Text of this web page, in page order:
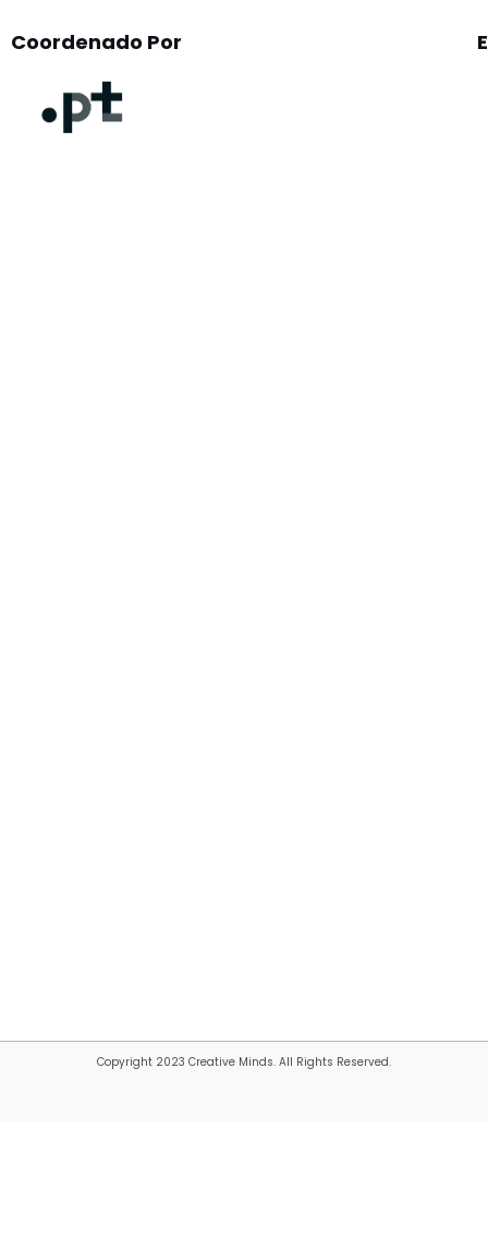
Coordenado Por
Copyright 2023 Creative Minds. All Rights Reserved.